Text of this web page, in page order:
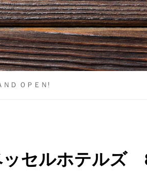
ＮＤ ＯＰＥＮ!
ッセルホテルズ